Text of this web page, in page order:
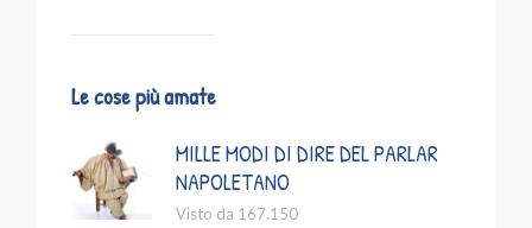
Le cose più amate
MILLE MODI DI DIRE DEL PARLAR
NAPOLETANO
Visto da 167.150